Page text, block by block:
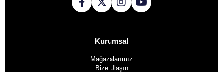
Kurumsal
Mağazalarımız
Bize Ulaşın